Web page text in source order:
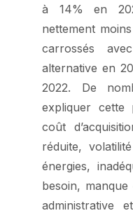
à 14% en
nettement
carrossés
alternative en
2022. De
expliquer cette
coût
réduite,
énergies,
besoin, manque